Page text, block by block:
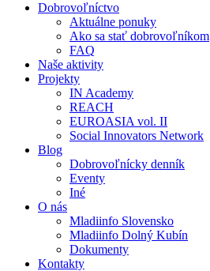
Dobrovoľníctvo
Aktuálne ponuky
Ako sa stať dobrovoľníkom
FAQ
Naše aktivity
Projekty
IN Academy
REACH
EUROASIA vol. II
Social Innovators Network
Blog
Dobrovoľnícky denník
Eventy
Iné
O nás
Mladiinfo Slovensko
Mladiinfo Dolný Kubín
Dokumenty
Kontakty